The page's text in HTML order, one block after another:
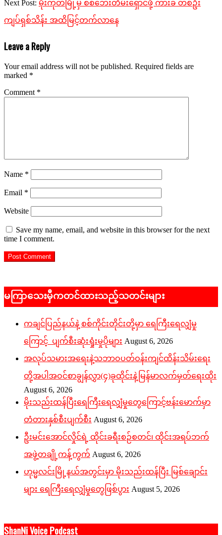
Next Post: မိုးကုတ်မြို့မှ စစ်ဘေးတိမ်းရှောင်ဖို့ ကားခ တစ်ဦး
ကျပ်ရှစ်သိန်း အထိမြင့်တက်လာနေ
Leave a Reply
Your email address will not be published. Required fields are
marked *
Comment *
Name *
Email *
Website
Save my name, email, and website in this browser for the next
time I comment.
မကြာသေးမှီကတင်ထားသည့်သတင်းများ
ကချင်ပြည်နယ်နဲ့ စစ်ကိုင်းတိုင်းတို့မှာ ရေကြီးရေလျှံမှု
ကြောင့် ပျက်စီးဆုံးရှုံးမှုပိုများ August 6, 2026
အလုပ်သမားအရေးနဲ့သဘာဝပတ်ဝန်းကျင်ထိန်းသိမ်းရေး
တို့အပါအဝင်စာချွန်လွှာ(၄)ခုထိုင်းနဲ့မြန်မာလက်မှတ်ရေးထိုး
August 6, 2026
မိုးသည်းထန်ပြီးရေကြီးရေလျှံမှုတွေကြောင့်ဗန်းမောက်မှာ
တံတားနှစ်စီးပျက်စီး August 6, 2026
ဦးမင်းအောင်လှိုင်ရဲ့ ထိုင်းခရီးစဉ်စတင်၊ ထိုင်းအရပ်ဘက်
အဖွဲ့တချို့ကန့်ကွက် August 6, 2026
ဟုမ္မလင်းမြို့နယ်အတွင်းမှာ မိုးသည်းထန်ပြီး မြစ်ချောင်း
များ ရေကြီးရေလျှံမှုတွေဖြစ်ပွား August 5, 2026
ShanNi Voice Podcast